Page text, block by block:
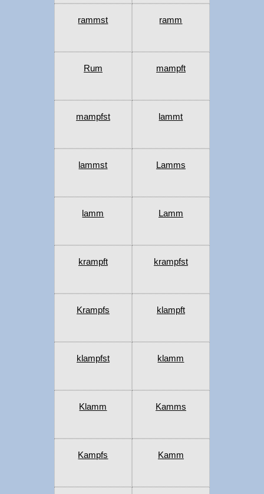
rammst ramm
Rum mampft
mampfst lammt
lammst Lamms
lamm Lamm
krampft krampfst
Krampfs klampft
klampfst klamm
Klamm Kamms
Kampfs Kamm